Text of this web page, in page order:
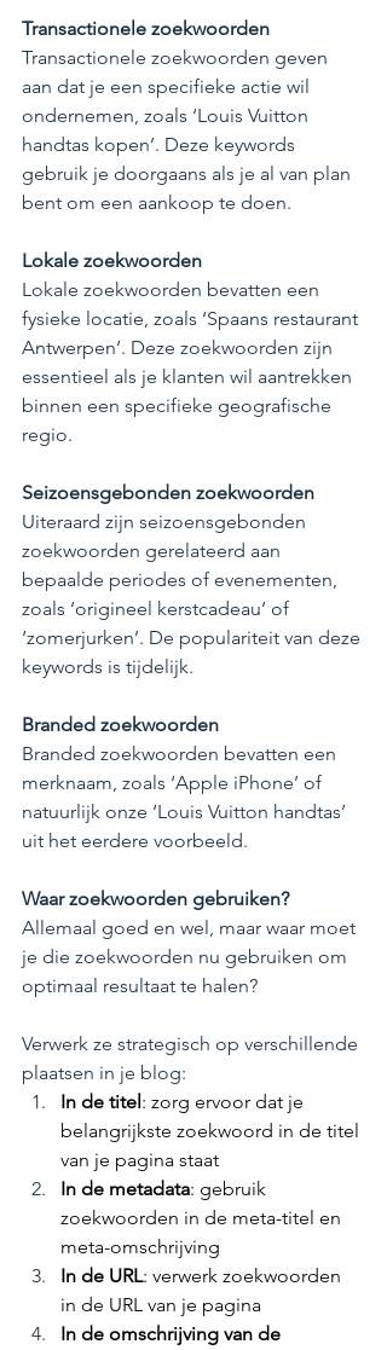
Transactionele zoekwoorden
Transactionele zoekwoorden geven
aan dat je een specifieke actie wil
ondernemen, zoals ‘Louis Vuitton
handtas kopen’. Deze keywords
gebruik je doorgaans als je al van plan
bent om een aankoop te doen.
Lokale zoekwoorden
Lokale zoekwoorden bevatten een
fysieke locatie, zoals ‘Spaans restaurant
Antwerpen’. Deze zoekwoorden zijn
essentieel als je klanten wil aantrekken
binnen een specifieke geografische
regio.
Seizoensgebonden zoekwoorden
Uiteraard zijn seizoensgebonden
zoekwoorden gerelateerd aan
bepaalde periodes of evenementen,
zoals ‘origineel kerstcadeau’ of
‘zomerjurken’. De populariteit van deze
keywords is tijdelijk.
Branded zoekwoorden
Branded zoekwoorden bevatten een
merknaam, zoals ‘Apple iPhone’ of
natuurlijk onze ‘Louis Vuitton handtas’
uit het eerdere voorbeeld.
Waar zoekwoorden gebruiken?
Allemaal goed en wel, maar waar moet
je die zoekwoorden nu gebruiken om
optimaal resultaat te halen?
Verwerk ze strategisch op verschillende
plaatsen in je blog:
In de titel : zorg ervoor dat je
belangrijkste zoekwoord in de titel
van je pagina staat
In de metadata: gebruik
zoekwoorden in de meta-titel en
meta-omschrijving
In de URL: verwerk zoekwoorden
in de URL van je pagina
In de omschrijving van de